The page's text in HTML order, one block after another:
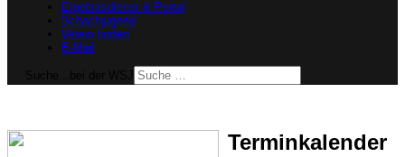
Ergebnisdienst & Portal
Schachjugend
Verein finden
E-Mail
Terminkalender